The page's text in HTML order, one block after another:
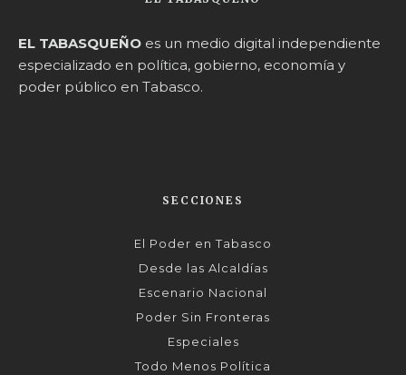
EL TABASQUEÑO es un medio digital independiente
especializado en política, gobierno, economía y
poder público en Tabasco.
SECCIONES
El Poder en Tabasco
Desde las Alcaldías
Escenario Nacional
Poder Sin Fronteras
Especiales
Todo Menos Política